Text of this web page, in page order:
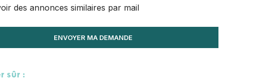
des annonces similaires par mail
sûr :